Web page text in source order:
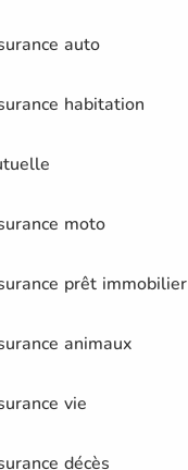
auto
habitation
moto
prêt immobilier
animaux
vie
décès